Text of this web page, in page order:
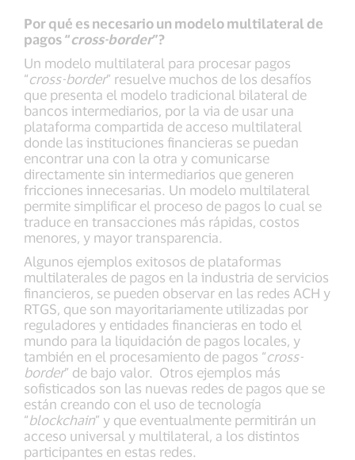
Por qué es necesario un modelo multilateral de
pagos “cross-border”?
Un modelo multilateral para procesar pagos
“cross-border” resuelve muchos de los desafíos
que presenta el modelo tradicional bilateral de
bancos intermediarios, por la via de usar una
plataforma compartida de acceso multilateral
donde las instituciones financieras se puedan
encontrar una con la otra y comunicarse
directamente sin intermediarios que generen
fricciones innecesarias. Un modelo multilateral
permite simplificar el proceso de pagos lo cual se
traduce en transacciones más rápidas, costos
menores, y mayor transparencia.
Algunos ejemplos exitosos de plataformas
multilaterales de pagos en la industria de servicios
financieros, se pueden observar en las redes ACH y
RTGS, que son mayoritariamente utilizadas por
reguladores y entidades financieras en todo el
mundo para la liquidación de pagos locales, y
también en el procesamiento de pagos “cross-
border” de bajo valor. Otros ejemplos más
sofisticados son las nuevas redes de pagos que se
están creando con el uso de tecnología
“blockchain” y que eventualmente permitirán un
acceso universal y multilateral, a los distintos
participantes en estas redes.